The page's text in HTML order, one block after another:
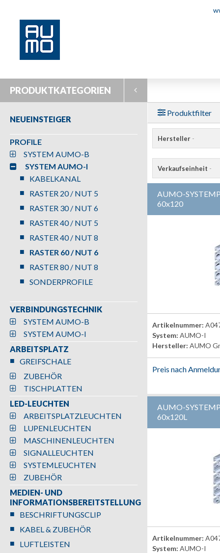
PRODUKTKATEGORIEN
NEUEINSTEIGER
PROFILE
SYSTEM AUMO-B
SYSTEM AUMO-I
KABELKANAL
RASTER 20 / NUT 5
RASTER 30 / NUT 6
RASTER 40 / NUT 5
RASTER 40 / NUT 8
RASTER 60 / NUT 6
RASTER 80 / NUT 8
SONDERPROFILE
VERBINDUNGSTECHNIK
SYSTEM AUMO-B
SYSTEM AUMO-I
ARBEITSPLATZ
GREIFSCHALE
ZUBEHÖR
TISCHPLATTEN
LED-LEUCHTEN
ARBEITSPLATZLEUCHTEN
LUPENLEUCHTEN
MASCHINENLEUCHTEN
SIGNALLEUCHTEN
SYSTEMLEUCHTEN
ZUBEHÖR
MEDIEN- UND
INFORMATIONSBEREITSTELLUNG
BESCHRIFTUNGSCLIP
KABEL & ZUBEHÖR
LUFTLEISTEN
Produktfilter
Hersteller -
Verkaufseinheit -
AUMO-
60x120
Artikelnummer:
System: AUMO-I
Hersteller: AUMO
Preis nach
AUMO-
60x120L
Artikelnummer:
System: AUMO-I